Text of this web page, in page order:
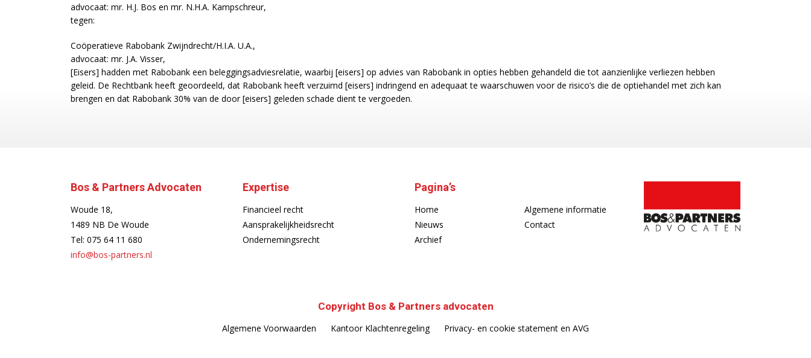
advocaat: mr. H.J. Bos en mr. N.H.A. Kampschreur,
tegen:
Coöperatieve Rabobank Zwijndrecht/H.I.A. U.A.,
advocaat: mr. J.A. Visser,
[Eisers] hadden met Rabobank een beleggingsadviesrelatie, waarbij [eisers] op advies van Rabobank in opties hebben gehandeld die tot aanzienlijke verliezen hebben
geleid. De Rechtbank heeft geoordeeld, dat Rabobank heeft verzuimd [eisers] indringend en adequaat te waarschuwen voor de risico’s die de optiehandel met zich kan
brengen en dat Rabobank 30% van de door [eisers] geleden schade dient te vergoeden.
Bos & Partners Advocaten
Woude 18,
1489 NB De Woude
Tel: 075 64 11 680
info@bos-partners.nl
Expertise
Financieel recht
Aansprakelijkheidsrecht
Ondernemingsrecht
Pagina’s
Home
Nieuws
Archief
Algemene informatie
Contact
Copyright Bos & Partners advocaten
Algemene Voorwaarden Kantoor Klachtenregeling Privacy- en cookie statement en AVG